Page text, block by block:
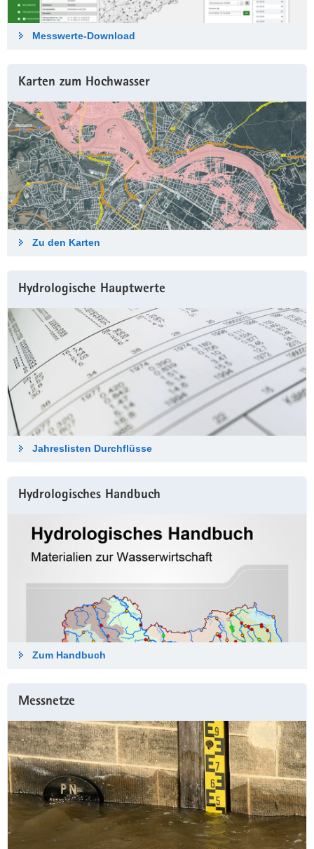
Messwerte-Down­load
Karten zum Hochwasser
Zu den Karten
Hydrologische Haupt­werte
Jahreslisten Durch­flüsse
Hydrologisches Hand­buch
Zum Hand­buch
Messnetze